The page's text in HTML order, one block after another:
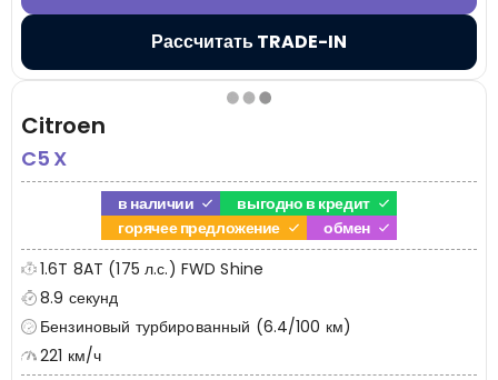
Рассчитать TRADE-IN
Citroen
C5 X
в наличии
выгодно в кредит
горячее предложение
обмен
1.6T 8AT (175 л.с.) FWD Shine
8.9 секунд
Бензиновый турбированный (6.4/100 км)
221 км/ч